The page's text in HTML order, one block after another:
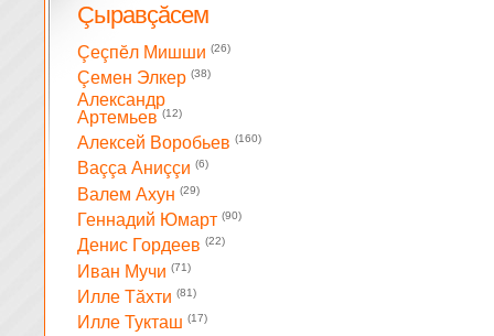
Çыравçăсем
Çеçпĕл Мишши (26)
Çемен Элкер (38)
Александр
Артемьев (12)
Алексей Воробьев (160)
Ваççа Аниççи (6)
Валем Ахун (29)
Геннадий Юмарт (90)
Денис Гордеев (22)
Иван Мучи (71)
Илле Тăхти (81)
Илле Тукташ (17)